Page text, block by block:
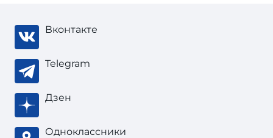
Вконтакте
Telegram
Дзен
Одноклассники